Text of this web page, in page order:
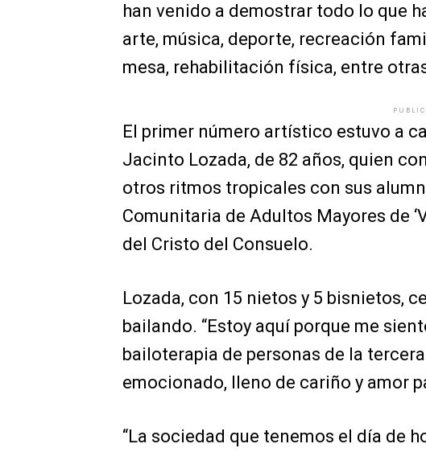
han venido a demostrar todo lo que
arte, música, deporte, recreación
mesa, rehabilitación física, entre
El primer número artístico estuvo a
Jacinto Lozada, de 82 años, quien
otros ritmos tropicales con sus
Comunitaria de Adultos Mayores de
del Cristo del Consuelo.
Lozada, con 15 nietos y 5 bisnietos,
bailando. “Estoy aquí porque me
bailoterapia de personas de la
emocionado, lleno de cariño y amor
“La sociedad que tenemos el día de